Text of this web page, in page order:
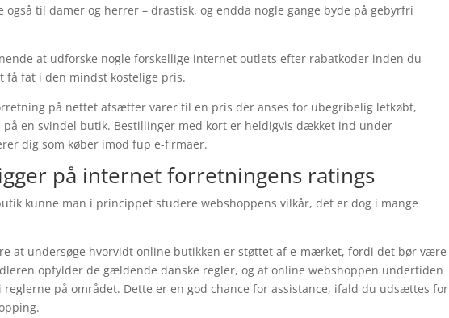
til damer og herrer – drastisk, og endda nogle gange byde på gebyrfri
at udforske nogle forskellige internet outlets efter rabatkoder inden du
få fat i den mindst kostelige pris.
på nettet afsætter varer til en pris der anses for ubegribelig letkøbt,
en svindel butik. Bestillinger med kort er heldigvis dækket ind under
dig som køber imod fup e-firmaer.
på internet forretningens ratings
kunne man i princippet studere webshoppens vilkår, det er dog i mange
at undersøge hvorvidt online butikken er støttet af e-mærket, fordi det bør være
opfylder de gældende danske regler, og at online webshoppen undertiden
på området. Dette er en god chance for assistance, ifald du udsættes for